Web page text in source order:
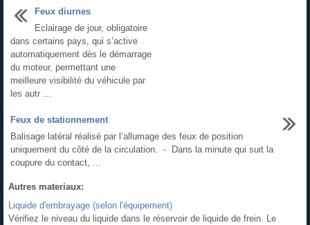
Feux diurnes
Eclairage de jour, obligatoire
dans certains pays, qui s’active
automatiquement dès le démarrage
du moteur, permettant une
meilleure visibilité du véhicule par
les autr ...
Feux de stationnement
Balisage latéral réalisé par l’allumage des feux de position
uniquement du côté de la circulation. - Dans la minute qui suit la
coupure du contact, ...
Autres materiaux:
Liquide d'embrayage (selon l'équipement)
Vérifiez le niveau du liquide dans le réservoir de liquide de frein. Le